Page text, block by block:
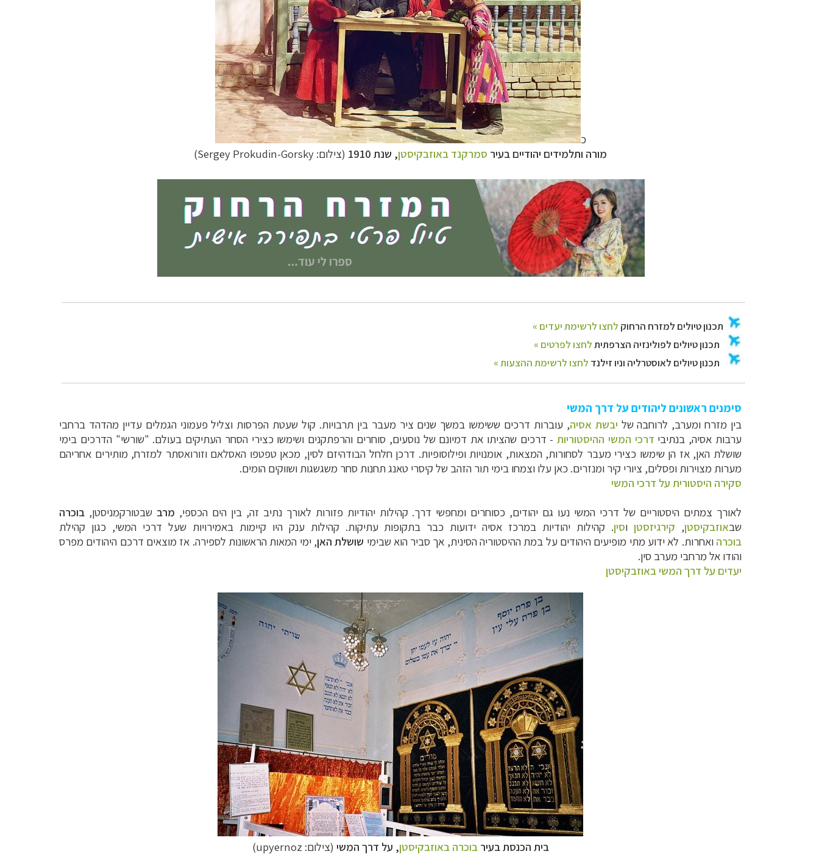
כ
מורה ותלמידים יהודיים בעיר סמרקנד באוזבקיסטן, שנת 1910 (צילום: Sergey Prokudin-Gorsky
)
תכנוןטיולים למזרח הרחוק
לחצו לרשימת יעדים »
תכנוןטיולים לפולינזיה הצרפתית לחצו לפרטים »
תכנוןטיולים לאוסטרליה וניו זילנד לחצו לרשימת ההצעות »
סימנים ראשונים ליהודים על דרך המשי
בין מזרח ומערב, לרוחבה של יבשת אסיה, עוברות דרכים ששימשו במשך שנים ציר מעבר בין תרבויות. קול שעטת הפרסות וצליל פעמוני הגמלים עדיין מהדהד ברחבי
ערבות אסיה, בנתיבי דרכי המשי ההיסטוריות- דרכים שהציתו את דמיונם של נוסעים, סוחרים והרפתקנים ושימשו כצירי הסחר העתיקים בעולם. "שורשי" הדרכים בימי
שושלת האן, אז הן שימשו כצירי מעבר לסחורות, המצאות, אומנויות ופילוסופיות. דרכן חלחל הבודהיזם לסין, מכאן טפטפו האסלאם וזורואסתר למזרח, מותירים אחריהם
מערות מצוירות ופסלים, ציורי קיר ומנזרים. כאן עלו וצמחו בימי תור הזהב של קיסרי טאנג תחנות סחר משגשגות ושווקים הומים.
סקירה היסטורית על דרכי המשי
לאורך צמתים היסטוריים של דרכי המשי נעו גם יהודים, כסוחרים ומחפשי דרך. קהילות יהודיות פזורות לאורך נתיב זה, בין הים הכספי, מרב שבטורקמניסטן, בוכרה
שבאוזבקיסטן, קירגיזסטןוסין. קהילות יהודיות במרכז אסיה ידועות כבר בתקופות עתיקות. קהילות ענק היו קיימות באמירויות שעל דרכי המשי, כגון קהילת
בוכרה ואחרות. לא ידוע מתי מופיעים היהודים על במת ההיסטוריה הסינית, אך סביר הוא שבימי שושלת האן, ימי המאות הראשונות לספירה. אז מוצאים דרכם היהודים מפרס
והודו אל מרחבי מערב סין.
יעדים על דרך המשי באוזבקיסטן
בית הכנסת בעירבוכרה באוזבקיסטן, על דרך המשי (צילום: upyernoz
)